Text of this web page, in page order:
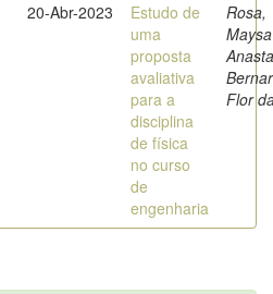
20-Abr-2023
Estudo de
uma
proposta
avaliativa
para a
disciplina
de física
no curso
de
engenharia
Rosa,
Maysa
Flor